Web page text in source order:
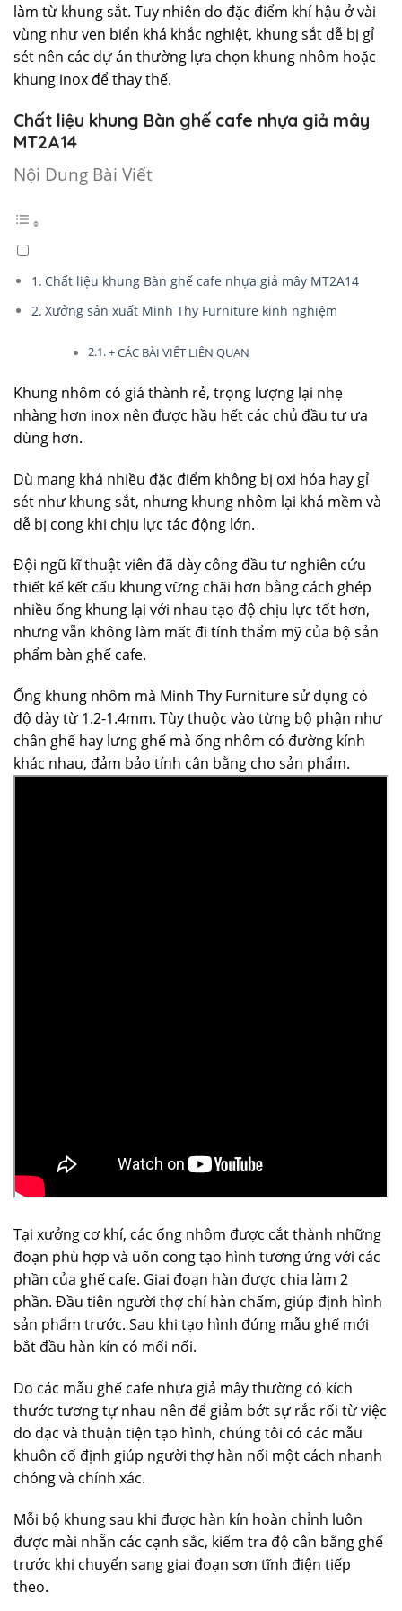
làm từ khung sắt. Tuy nhiên do đặc điểm khí hậu ở vài
vùng như ven biển khá khắc nghiệt, khung sắt dễ bị gỉ
sét nên các dự án thường lựa chọn khung nhôm hoặc
khung inox để thay thế.
Chất liệu khung Bàn ghế cafe nhựa giả mây
MT2A14
Nội Dung Bài Viết
Chất liệu khung Bàn ghế cafe nhựa giả mây MT2A14
Xưởng sản xuất Minh Thy Furniture kinh nghiệm
+ CÁC BÀI VIẾT LIÊN QUAN
Khung nhôm có giá thành rẻ, trọng lượng lại nhẹ
nhàng hơn inox nên được hầu hết các chủ đầu tư ưa
dùng hơn.
Dù mang khá nhiều đặc điểm không bị oxi hóa hay gỉ
sét như khung sắt, nhưng khung nhôm lại khá mềm và
dễ bị cong khi chịu lực tác động lớn.
Đội ngũ kĩ thuật viên đã dày công đầu tư nghiên cứu
thiết kế kết cấu khung vững chãi hơn bằng cách ghép
nhiều ống khung lại với nhau tạo độ chịu lực tốt hơn,
nhưng vẫn không làm mất đi tính thẩm mỹ của bộ sản
phẩm bàn ghế cafe.
Ống khung nhôm mà Minh Thy Furniture sử dụng có
độ dày từ 1.2-1.4mm. Tùy thuộc vào từng bộ phận như
chân ghế hay lưng ghế mà ống nhôm có đường kính
khác nhau, đảm bảo tính cân bằng cho sản phẩm.
Tại xưởng cơ khí, các ống nhôm được cắt thành những
đoạn phù hợp và uốn cong tạo hình tương ứng với các
phần của ghế cafe. Giai đoạn hàn được chia làm 2
phần. Đầu tiên người thợ chỉ hàn chấm, giúp định hình
sản phẩm trước. Sau khi tạo hình đúng mẫu ghế mới
bắt đầu hàn kín có mối nối.
Do các mẫu ghế cafe nhựa giả mây thường có kích
thước tương tự nhau nên để giảm bớt sự rắc rối từ việc
đo đạc và thuận tiện tạo hình, chúng tôi có các mẫu
khuôn cố định giúp người thợ hàn nối một cách nhanh
chóng và chính xác.
Mỗi bộ khung sau khi được hàn kín hoàn chỉnh luôn
được mài nhẵn các cạnh sắc, kiểm tra độ cân bằng ghế
trước khi chuyển sang giai đoạn sơn tĩnh điện tiếp
theo.